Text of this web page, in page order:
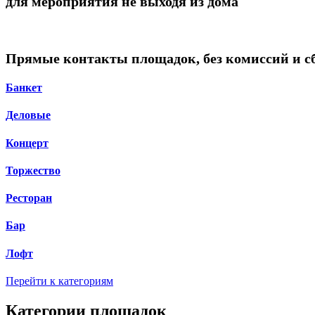
Прямые контакты площадок, без комиссий и
Банкет
Деловые
Концерт
Торжество
Ресторан
Бар
Лофт
Перейти к категориям
Категории площадок